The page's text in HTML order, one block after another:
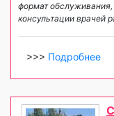
формат обслуживания,
консультации врачей
>>> Подробнее